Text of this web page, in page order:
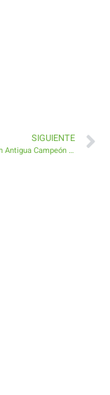
SIGUIENTE
El Unión Antigua Campeón del Torneo Base OPC-Sumytrans